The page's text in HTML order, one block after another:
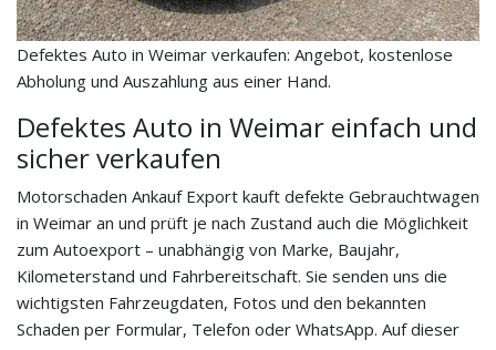
Defektes Auto in Weimar verkaufen: Angebot, kostenlose
Abholung und Auszahlung aus einer Hand.
Defektes Auto in Weimar einfach und
sicher verkaufen
Motorschaden Ankauf Export kauft defekte Gebrauchtwagen
in Weimar an und prüft je nach Zustand auch die Möglichkeit
zum Autoexport – unabhängig von Marke, Baujahr,
Kilometerstand und Fahrbereitschaft. Sie senden uns die
wichtigsten Fahrzeugdaten, Fotos und den bekannten
Schaden per Formular, Telefon oder WhatsApp. Auf dieser